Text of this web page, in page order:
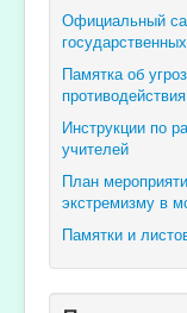
Официальный
Памятка об
Инструкции по
учителей
План
экстремизму в
Памятки и